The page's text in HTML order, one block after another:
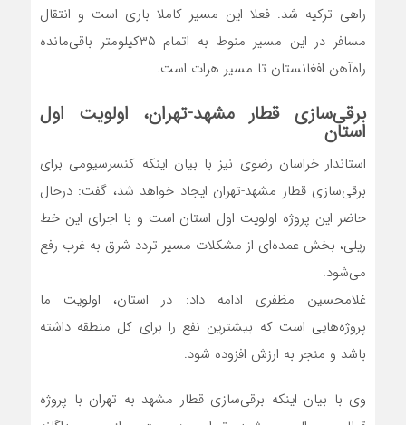
راهی ترکیه شد. فعلا این مسیر کاملا باری است و انتقال
مسافر در این مسیر منوط به اتمام ۳۵‌کیلومتر باقی‌مانده
راه‌آهن افغانستان تا مسیر هرات است.
برقی‌سازی قطار مشهد-تهران، اولویت اول
استان
استاندار خراسان رضوی نیز با بیان اینکه کنسرسیومی برای
برقی‌سازی قطار مشهد-تهران ایجاد خواهد شد، گفت: در‌حال
حاضر این پروژه اولویت اول استان است و با اجرای این خط
ریلی، بخش عمده‌ای از مشکلات مسیر تردد شرق به غرب رفع
می‌شود.
غلامحسین مظفری ادامه داد: در استان، اولویت ما
پروژه‌هایی است که بیشترین نفع را برای کل منطقه داشته
باشد و منجر به ارزش افزوده شود.
وی با بیان اینکه برقی‌سازی قطار مشهد به تهران با پروژه